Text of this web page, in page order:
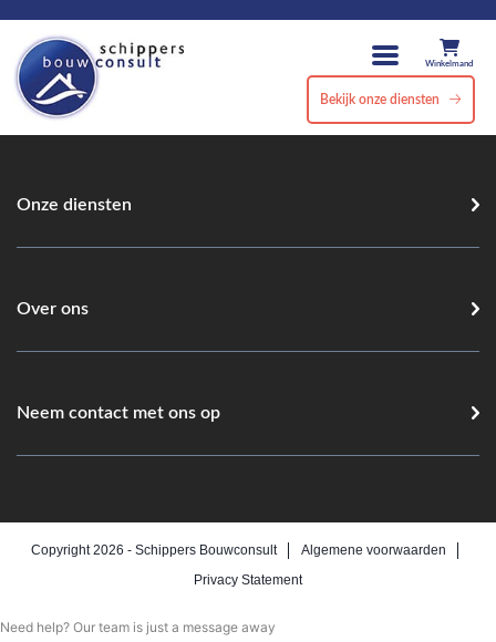
Winkelmand
Bekijk onze diensten
Onze diensten
Over ons
Neem contact met ons op
Copyright 2026 - Schippers Bouwconsult
Algemene voorwaarden
Privacy Statement
Need help? Our team is just a message away